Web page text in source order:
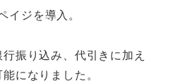
ジを導入。
振り込み、代引きに加え
になりました。